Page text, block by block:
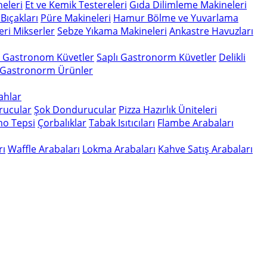
Et ve Kemik Testereleri Gıda Dilimleme Makineleri
Püre Makineleri Hamur Bölme ve Yuvarlama
MikserlerSebze Yıkama Makineleri Ankastre Havuzları
KüvetlerSaplı Gastronorm Küvetler Delikli
Ürünler
Şok Dondurucular Pizza Hazırlık Üniteleri
Tepsi ÇorbalıklarTabak Isıtıcıları Flambe Arabaları
Waffle Arabaları Lokma Arabaları Kahve Satış Arabaları